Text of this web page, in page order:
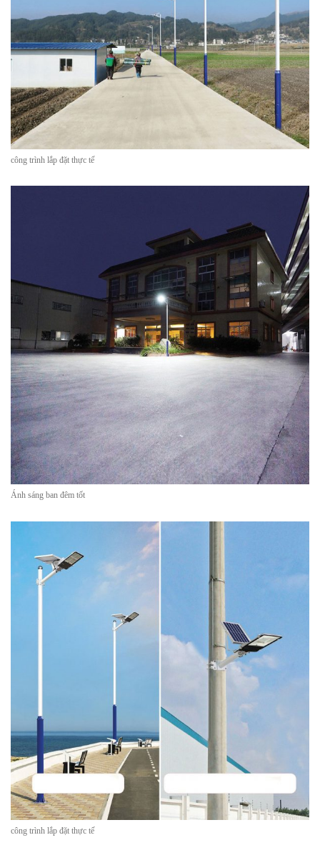
công trình lắp đặt thực tế
Ánh sáng ban đêm tốt
công trình lắp đặt thực tế